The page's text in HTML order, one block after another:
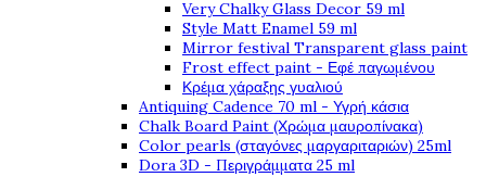
Very Chalky Glass Decor 59 ml
Style Matt Enamel 59 ml
Mirror festival Transparent glass paint
Frost effect paint - Εφέ παγωμένου
Κρέμα χάραξης γυαλιού
Antiquing Cadence 70 ml - Υγρή κάσια
Chalk Board Paint (Χρώμα μαυροπίνακα)
Color pearls (σταγόνες μαργαριταριών) 25ml
Dora 3D - Περιγράμματα 25 ml